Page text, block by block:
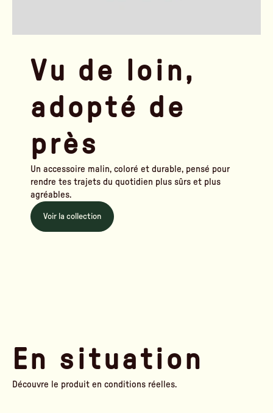
Vu de loin,
adopté de
près
Un accessoire malin, coloré et durable, pensé pour
rendre tes trajets du quotidien plus sûrs et plus
agréables.
Voir la collection
En situation
Découvre le produit en conditions réelles.